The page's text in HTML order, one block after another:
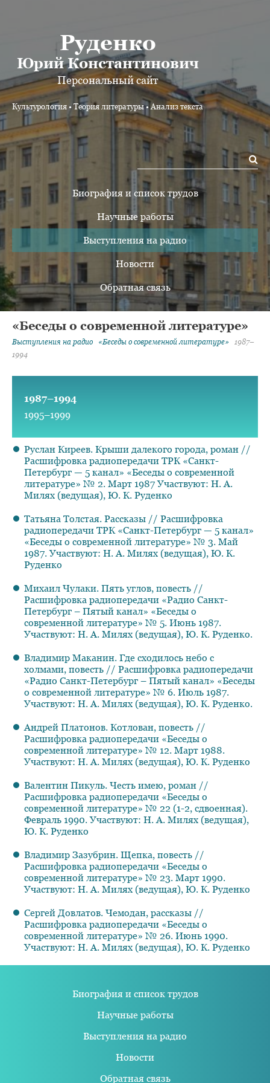
Руденко
Юрий Константинович
Персональный сайт
Культурология • Теория литературы • Анализ текста
Биография и список трудов
Научные работы
Выступления на радио
Новости
Обратная связь
«Беседы о современной литературе»
Выступления на радио «Беседы о современной литературе» 1987–
1994
1987–1994
1995–1999
Руслан Киреев. Крыши далекого города, роман //
Расшифровка радиопередачи ТРК «Санкт-
Петербург — 5 канал» «Беседы о современной
литературе» № 2. Март 1987 Участвуют: Н. А.
Милях (ведущая), Ю. К. Руденко
Татьяна Толстая. Рассказы // Расшифровка
радиопередачи ТРК «Санкт-Петербург — 5 канал»
«Беседы о современной литературе» № 3. Май
1987. Участвуют: Н. А. Милях (ведущая), Ю. К.
Руденко
Михаил Чулаки. Пять углов, повесть //
Расшифровка радиопередачи «Радио Санкт-
Петербург – Пятый канал» «Беседы о
современной литературе» № 5. Июнь 1987.
Участвуют: Н. А. Милях (ведущая), Ю. К. Руденко.
Владимир Маканин. Где сходилось небо с
холмами, повесть // Расшифровка радиопередачи
«Радио Санкт-Петербург – Пятый канал» «Беседы
о современной литературе» № 6. Июль 1987.
Участвуют: Н. А. Милях (ведущая), Ю. К. Руденко.
Андрей Платонов. Котлован, повесть //
Расшифровка радиопередачи «Беседы о
современной литературе» № 12. Март 1988.
Участвуют: Н. А. Милях (ведущая), Ю. К. Руденко
Валентин Пикуль. Честь имею, роман //
Расшифровка радиопередачи «Беседы о
современной литературе» № 22 (1-2, сдвоенная).
Февраль 1990. Участвуют: Н. А. Милях (ведущая),
Ю. К. Руденко
Владимир Зазубрин. Щепка, повесть //
Расшифровка радиопередачи «Беседы о
современной литературе» № 23. Март 1990.
Участвуют: Н. А. Милях (ведущая), Ю. К. Руденко
Сергей Довлатов. Чемодан, рассказы //
Расшифровка радиопередачи «Беседы о
современной литературе» № 26. Июнь 1990.
Участвуют: Н. А. Милях (ведущая), Ю. К. Руденко
Биография и список трудов
Научные работы
Выступления на радио
Новости
Обратная связь